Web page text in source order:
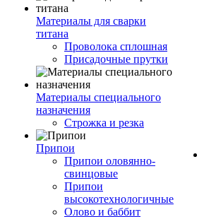
Материалы для сварки
титана
Проволока сплошная
Присадочные прутки
Материалы специального
назначения
Строжка и резка
Припои
Припои оловянно-
свинцовые
Припои
высокотехнологичные
Олово и баббит